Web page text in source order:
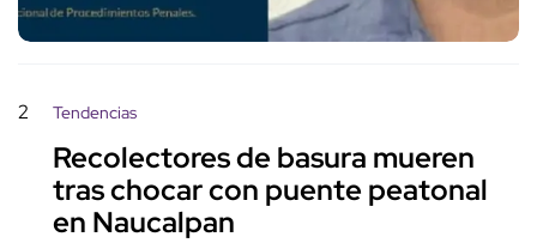
2 Tendencias
Recolectores de basura mueren
tras chocar con puente peatonal
en Naucalpan